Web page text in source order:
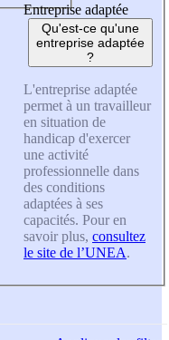
Entreprise adaptée
Qu'est-ce qu'une
entreprise adaptée
?
L'entreprise adaptée
permet à un travailleur
en situation de
handicap d'exercer
une activité
professionnelle dans
des conditions
adaptées à ses
capacités. Pour en
savoir plus, consultez
le site de l’UNEA.